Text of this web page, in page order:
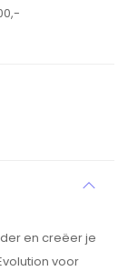
en creëer je
voor